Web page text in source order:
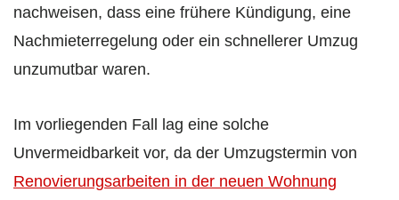
nachweisen, dass eine frühere Kündigung, eine
Nachmieterregelung oder ein schnellerer Umzug
unzumutbar waren.
Im vorliegenden Fall lag eine solche
Unvermeidbarkeit vor, da der Umzugstermin von
Renovierungsarbeiten in der neuen Wohnung